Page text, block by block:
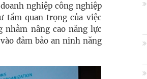
nghiệp công nghiệp
tầm quan trọng của việc
nhằm nâng cao năng lực
đảm bảo an ninh năng